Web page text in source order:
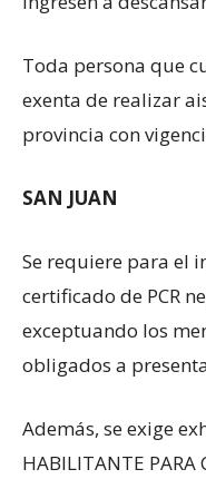
Toda persona que
exenta de realizar
provincia con
SAN JUAN
Se requiere para el
certificado de PCR
exceptuando los
obligados a
Además, se exige
HABILITANTE PARA